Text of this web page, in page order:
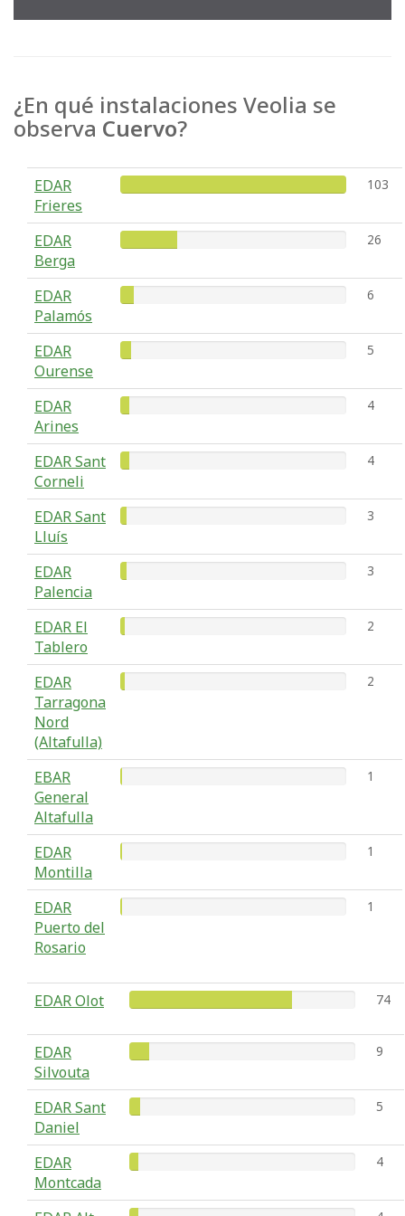
¿En qué instalaciones Veolia se
observa Cuervo?
EDAR
Frieres
103
EDAR
Berga
26
EDAR
Palamós
6
EDAR
Ourense
5
EDAR
Arines
4
EDAR Sant
Corneli
4
EDAR Sant
Lluís
3
EDAR
Palencia
3
EDAR El
Tablero
2
EDAR
Tarragona
Nord
(Altafulla)
2
EBAR
General
Altafulla
1
EDAR
Montilla
1
EDAR
Puerto del
Rosario
1
EDAR Olot 74
EDAR
Silvouta
9
EDAR Sant
Daniel
5
EDAR
Montcada
4